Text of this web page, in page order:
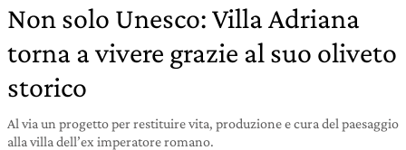
Non solo Unesco: Villa Adriana
torna a vivere grazie al suo oliveto
storico
Al via un progetto per restituire vita, produzione e cura del paesaggio
alla villa dell’ex imperatore romano.